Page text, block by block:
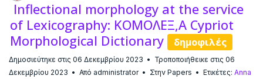
Inflectional morphology at the service
of Lexicography: KOMOΛΕΞ,A Cypriot
Morphological Dictionary
δημοφιλές
Δημοσιεύτηκε στις 06 Δεκεμβρίου 2023
Τροποποιήθεικε στις 06
Δεκεμβρίου 2023
Από administrator Στην Papers Ετικέτες: Anna